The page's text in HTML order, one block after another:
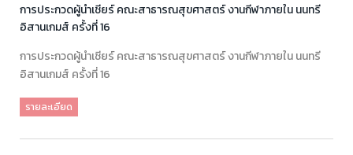
การประกวดผู้นำเชียร์ คณะสาธารณสุขศาสตร์ งานกีฬาภายใน นนทรี
อิสานเกมส์ ครั้งที่ 16
การประกวดผู้นำเชียร์ คณะสาธารณสุขศาสตร์ งานกีฬาภายใน นนทรี
อิสานเกมส์ ครั้งที่ 16
รายละเอียด